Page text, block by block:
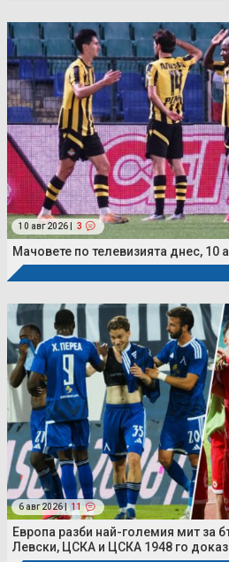
10 авг 2026 | 3
Мачовете по телевизията днес, 10
6 авг 2026 | 11
Европа разби най-големия мит за
Левски, ЦСКА и ЦСКА 1948 го